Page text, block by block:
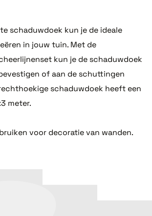
schaduwdoek kun je de ideale
in jouw tuin. Met de
kun je de schaduwdoek
of aan de schuttingen
schaduwdoek heeft een
meter.
voor decoratie van wanden.